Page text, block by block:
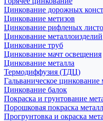
Цинкование дорожных
Цинкование метизов
Цинкование рифленых
Цинкование металлоизделий
Цинкование труб
Цинкование мачт освещения
Цинкование металла
Термодиффузия (ТДЦ)
Гальваническое цинкование
Цинкование балок
Покраска и грунтование
Порошковая покраска
Прогрунтовка и окраска